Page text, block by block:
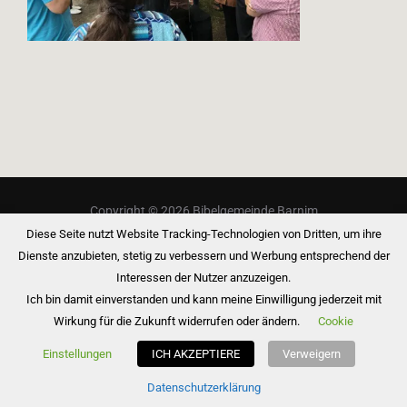
Copyright © 2026 Bibelgemeinde Barnim
Inspiro ThemevonWPZOOM
Diese Seite nutzt Website Tracking-Technologien von Dritten, um ihre
Dienste anzubieten, stetig zu verbessern und Werbung entsprechend der
Interessen der Nutzer anzuzeigen.
Ich bin damit einverstanden und kann meine Einwilligung jederzeit mit
Wirkung für die Zukunft widerrufen oder ändern.
Cookie
Einstellungen ICH AKZEPTIERE Verweigern
Datenschutzerklärung